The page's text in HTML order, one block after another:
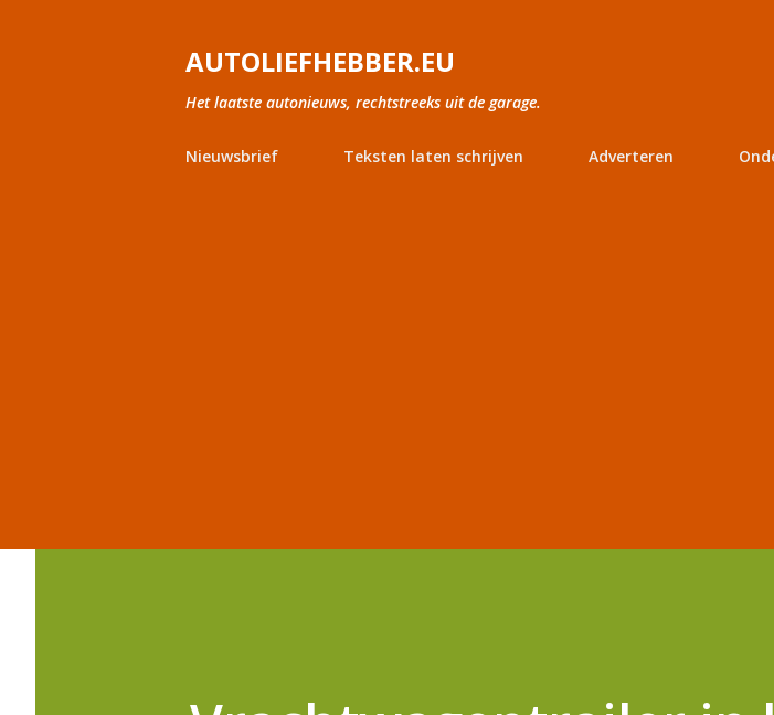
AUTOLIEFHEBBER.EU
Het laatste autonieuws, rechtstreeks uit de garage.
Nieuwsbrief Teksten laten schrijven Adverteren